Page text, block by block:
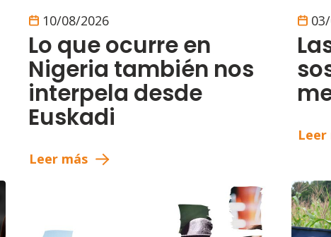
10/08/2026
Lo que ocurre en
Nigeria también nos
interpela desde
Euskadi
Leer más
Leer